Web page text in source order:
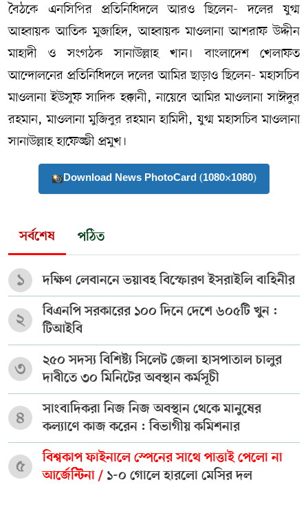
বৈঠকে এনসিপির প্রতিনিধিদলে আরও ছিলেন- দলের যুগ্ম
আহ্বায়ক আতিক মুজাহিদ, আহ্বায়ক মাওলানা আশরাফ উদ্দীন
মাহাদী ও সংগঠক সানাউল্লাহ খান। বাংলাদেশ খেলাফত
আন্দোলনের প্রতিনিধিদলে দলের আমির ছাড়াও ছিলেন- মহাসচিব
মাওলানা ইউসুফ সাদিক হক্কানী, নায়েবে আমির মাওলানা সাঈদুর
রহমান, মাওলানা মুজিবুর রহমান হামিদী, যুগ্ম মহাসচিব মাওলানা
সানাউল্লাহ হাফেজ্জী প্রমুখ।
Download News PhotoCard (1080×1080)
সর্বশেষ পঠিত
১ দক্ষিণ লেবাননে ভয়াবহ বিস্ফোরণ ইসরাইলি বাহিনীর
২
বিএনপি সরকারের ১০০ দিনে দেশে ৬০৫টি খুন :
টিআইবি
৩
২৫০ সদস্য বিশিষ্ট্য সিলেট জেলা হাসপাতাল চালুর
দাবীতে ৩০ মিনিটের অবস্থান কর্মসূচী
৪
সাংবাদিকরা নিজ নিজ অবস্থান থেকে মানুষের
কল্যাণে কাজ করেন : বিভাগীয় কমিশনার
৫
বিশ্বকাপ ফাইনালে স্পেনের সাথে পাত্তাই পেলো না
আর্জেন্টিনা / ১-০ গোলে হারলো মেসির দল